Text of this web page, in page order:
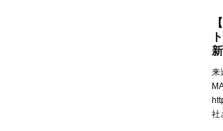
新
来
社